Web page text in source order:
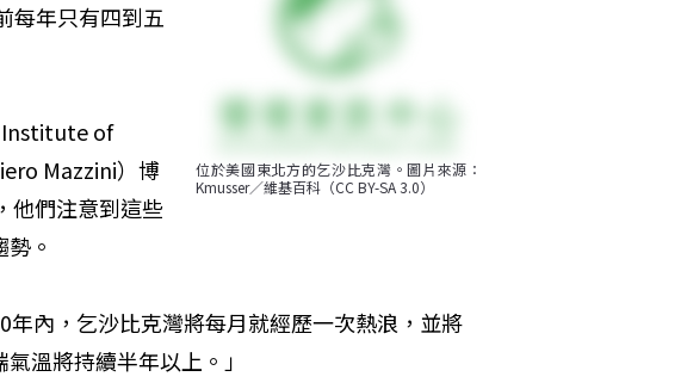
位於美國東北方的乞沙比克灣。圖片來源：
Kmusser／維基百科（CC BY-SA 3.0）
每年只有四到五
Institute of
Mazzini）博
他們注意到這些
。
內，乞沙比克灣將每月就經歷一次熱浪，並將
溫將持續半年以上。」